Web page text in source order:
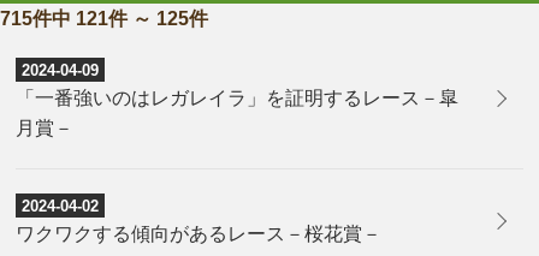
715件中 121件 ～ 125件
2024-04-09
「一番強いのはレガレイラ」を証明するレース－皐
月賞－
2024-04-02
ワクワクする傾向があるレース－桜花賞－